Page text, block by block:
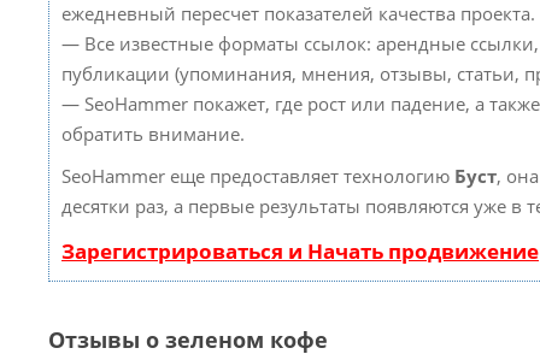
ежедневный пересчет показателей качества проекта.
— Все известные форматы ссылок: арендные
публикации (упоминания, мнения, отзывы, статьи,
— SeoHammer покажет, где рост или падение, а
обратить внимание.
SeoHammer еще предоставляет технологию Буст,
десятки раз, а первые результаты появляются уже в
Зарегистрироваться и Начать продвижение
Отзывы о зеленом кофе